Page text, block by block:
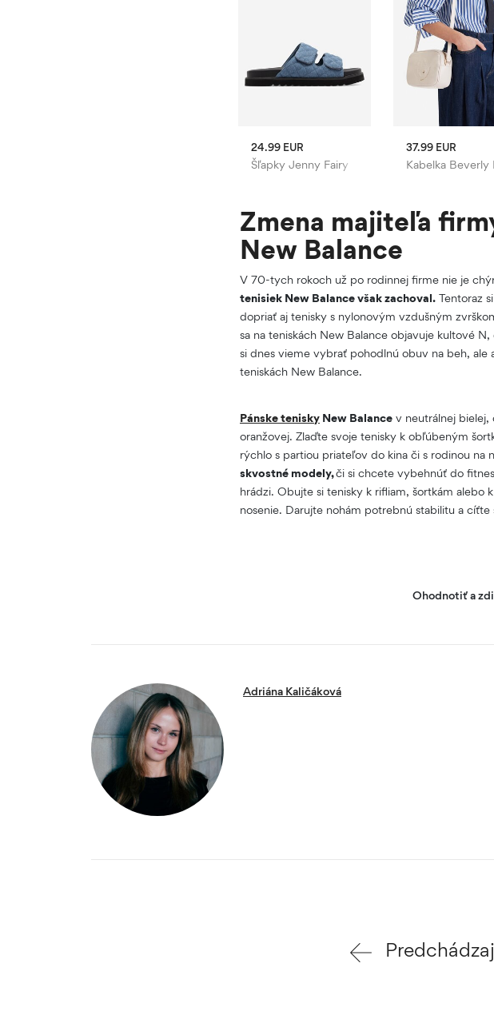
Šľapky Jenny Fairy
24.99 EUR
Kabelka Beverly
37.99 EUR
Zmena majiteľa
New Balance
V 70-tych rokoch už po rodinnej firme nie je
tenisiek New Balance však zachoval. Tentoraz
dopriať aj tenisky s nylonovým vzdušným
sa na teniskách New Balance objavuje kultové
si dnes vieme vybrať pohodlnú obuv na beh, ale
teniskách New Balance.
Pánske tenisky New Balance v neutrálnej bielej,
oranžovej. Zlaďte svoje tenisky k obľúbeným
rýchlo s partiou priateľov do kina či s rodinou na
skvostné modely,či si chcete vybehnúť do
hrádzi. Obujte si tenisky k rifliam, šortkám alebo
nosenie. Darujte nohám potrebnú stabilitu a
Ohodnotiť a
Adriána Kaličáková